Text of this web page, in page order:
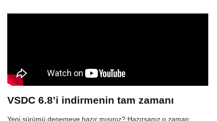
VSDC 6.8’i indirmenin tam zamanı
Yeni sürümü denemeye hazır mısınız? Hazırsanız o zaman